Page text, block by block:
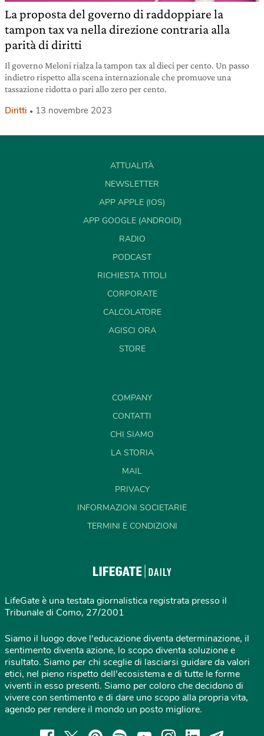
La proposta del governo di raddoppiare la
tampon tax va nella direzione contraria alla
parità di diritti
Il governo Meloni rialza la tampon tax al dieci per cento. Un passo
indietro rispetto alla scena internazionale che promuove una
tassazione ridotta o pari allo zero per cento.
Diritti 13 novembre 2023
ATTUALITÀ
NEWSLETTER
APP APPLE (IOS)
APP GOOGLE (ANDROID)
RADIO
PODCAST
RICHIESTA TITOLI
CORPORATE
CALCOLATORE
AGISCI ORA
STORE
COMPANY
CONTATTI
CHI SIAMO
LA STORIA
MAIL
PRIVACY
INFORMAZIONI SOCIETARIE
TERMINI E CONDIZIONI
LifeGate è una testata giornalistica registrata presso il
Tribunale di Como, 27/2001
Siamo il luogo dove l'educazione diventa determinazione, il
sentimento diventa azione, lo scopo diventa soluzione e
risultato. Siamo per chi sceglie di lasciarsi guidare da valori
etici, nel pieno rispetto dell'ecosistema e di tutte le forme
viventi in esso presenti. Siamo per coloro che decidono di
vivere con sentimento e di dare uno scopo alla propria vita,
agendo per rendere il mondo un posto migliore.